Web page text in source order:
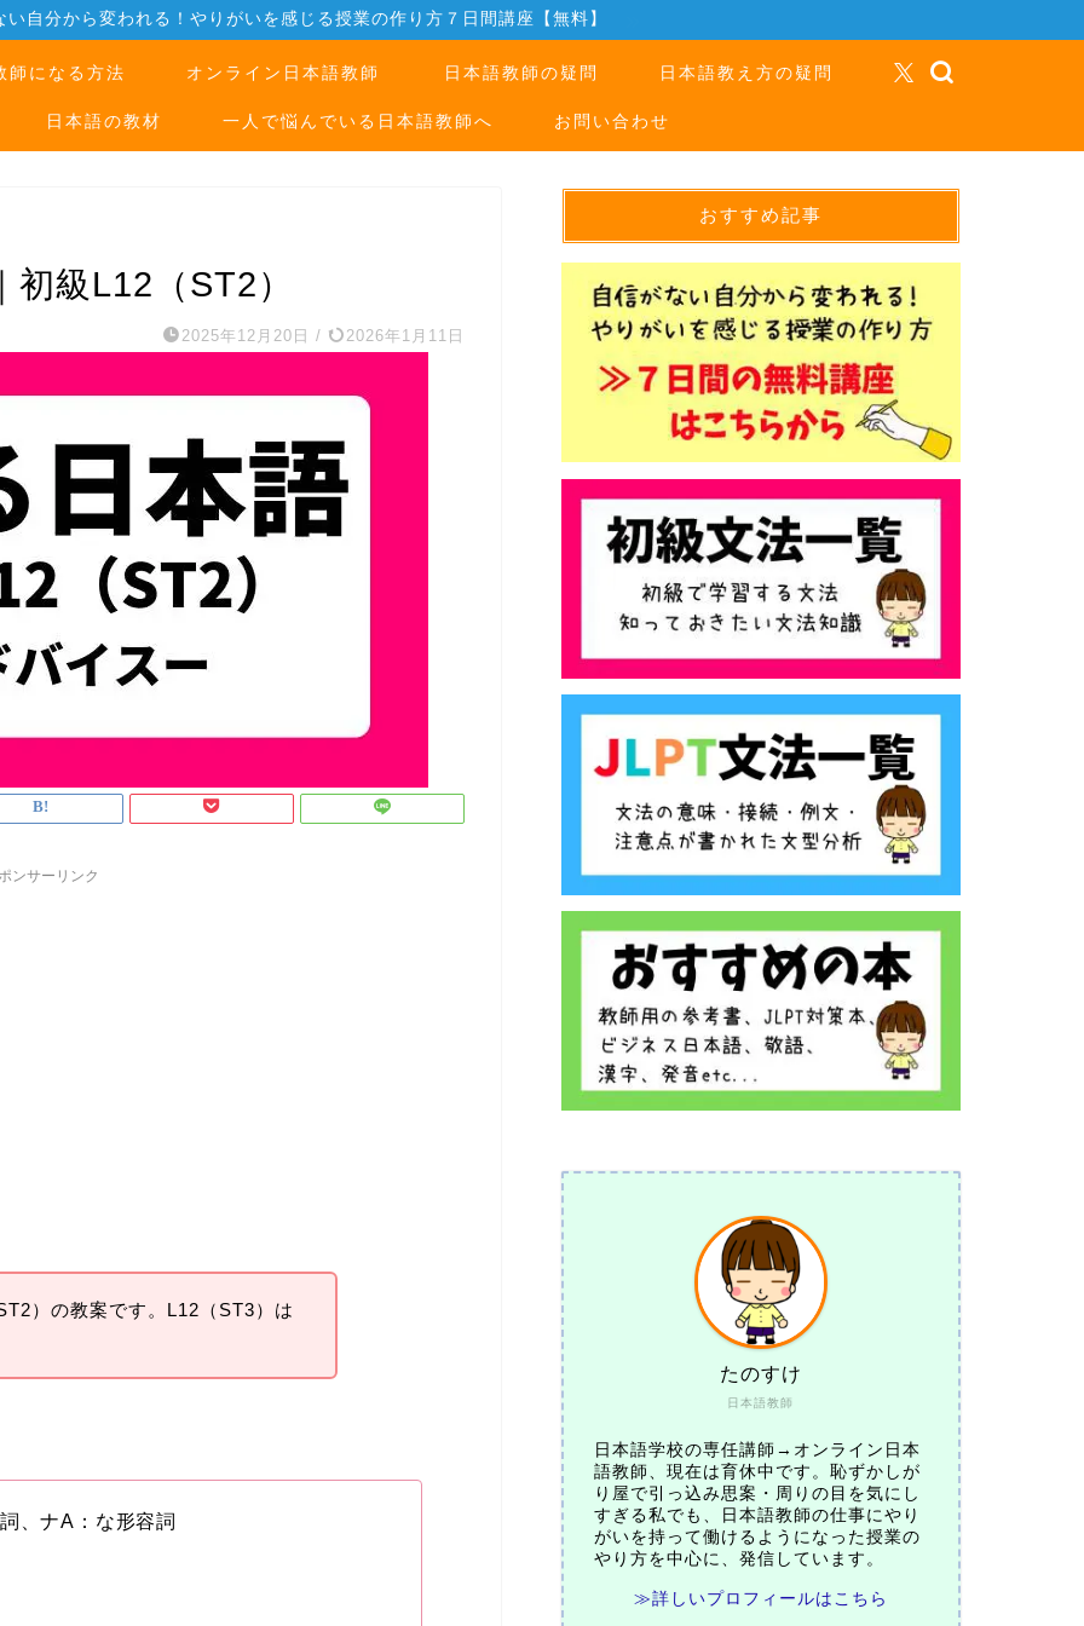
い自分から変われる！やりがいを感じる授業の作り方７日間講座【無料】
師になる方法 オンライン日本語教師 日本語教師の疑問 日本語教え方の疑問
日本語の教材 一人で悩んでいる日本語教師へ お問い合わせ
級L12（ST2）
2025年12月20日 / 2026年1月11日
ンサーリンク
）の教案です。L12（ST3）は
、ナA：な形容詞
おすすめ記事
日本語教師
たのすけ
日本語学校の専任講師→オンライン日本
語教師、現在は育休中です。恥ずかしが
り屋で引っ込み思案・周りの目を気にし
すぎる私でも、日本語教師の仕事にやり
がいを持って働けるようになった授業の
やり方を中心に、発信しています。
≫詳しいプロフィールはこちら